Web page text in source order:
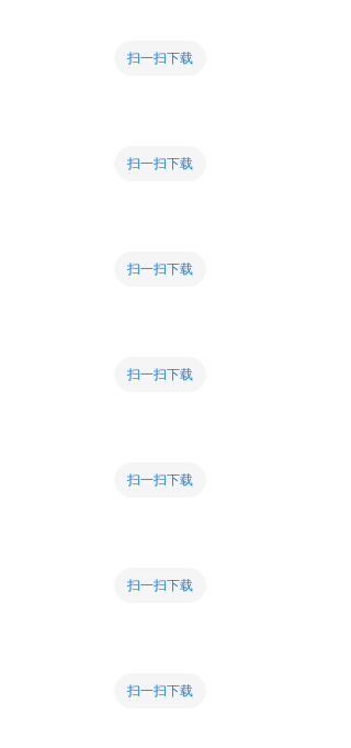
扫一扫下载
扫一扫下载
扫一扫下载
扫一扫下载
扫一扫下载
扫一扫下载
扫一扫下载